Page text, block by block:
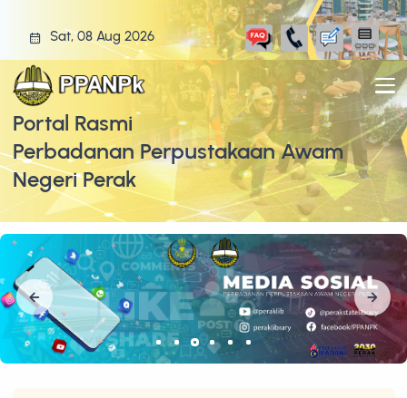
Sat, 08 Aug 2026
Portal Rasmi
Perbadanan Perpustakaan Awam
Negeri Perak